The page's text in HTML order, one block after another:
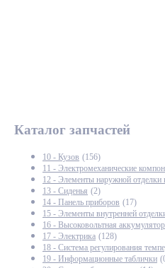
Каталог запчастей
10 - Кузов (156)
11 - Электромеханические
12 - Элементы наружной отделки
13 - Сиденья (2)
14 - Панель приборов (17)
15 - Элементы внутренней
16 - Высоковольтная
17 - Электрика (128)
18 - Система регулирования
19 - Информационные таблички